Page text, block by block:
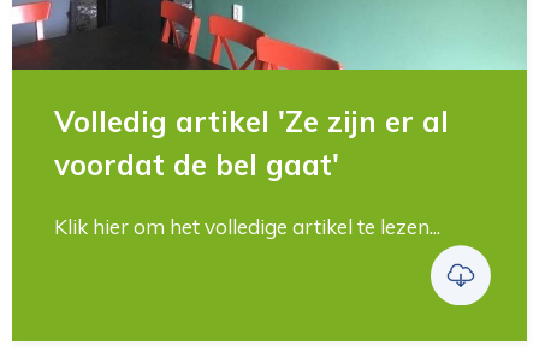
Volledig artikel 'Ze zijn er al
voordat de bel gaat'
Klik hier om het volledige artikel te lezen...